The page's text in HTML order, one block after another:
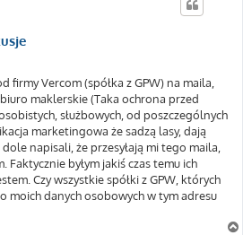
firmy Vercom (spółka z GPW) na maila,
maklerskie (Taka ochrona przed
służbowych, od poszczególnych
marketingowa że sadzą lasy, dają
napisali, że przesyłają mi tego maila,
Faktycznie byłym jakiś czas temu ich
Czy wszystkie spółki z GPW, których
moich danych osobowych w tym adresu